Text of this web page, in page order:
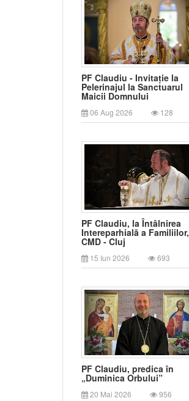
PF Claudiu - Invitație la
Pelerinajul la Sanctuarul
Maicii Domnului
06 Aug 2026 128
PF Claudiu, la Întâlnirea
Intereparhială a Familiilor,
CMD - Cluj
15 Iun 2026 693
PF Claudiu, predica în
„Duminica Orbului”
20 Mai 2026 956